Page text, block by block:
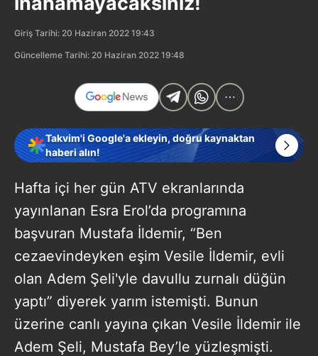
Giriş Tarihi: 20 Haziran 2022 19:43
Güncelleme Tarihi: 20 Haziran 2022 19:48
Takvim'i Google'a ekleyin, doğru kaynaktan
haberi alın!
Hafta içi her gün ATV ekranlarında
yayınlanan Esra Erol’da programına
başvuran Mustafa İldemir, “Ben
cezaevindeyken eşim Vesile İldemir, evli
olan Adem Şeli'yle davullu zurnalı düğün
yaptı” diyerek yarım istemişti. Bunun
üzerine canlı yayına çıkan Vesile İldemir ile
Adem Şeli, Mustafa Bey’le yüzleşmişti.